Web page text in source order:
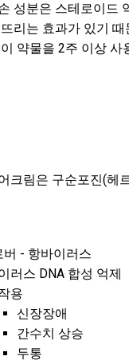
성분은 스테로이드
리는 효과가 있기 때
약물을 2주 이상 사
크림은 구순포진(헤
버 - 항바이러스
러스 DNA 합성 억제
용
신장장애
간수치 상승
두통